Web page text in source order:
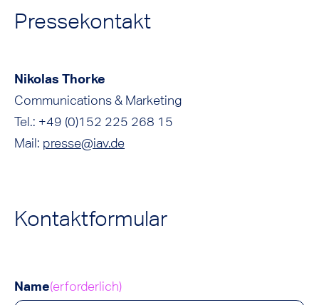
Pressekontakt
Nikolas Thorke
Communications & Marketing
Tel.: +49 (0)152 225 268 15
Mail: presse@iav.de
Kontaktformular
Name(erforderlich)